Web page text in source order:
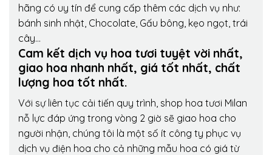
hãng có uy tín để cung cấp thêm các dịch vụ như:
bánh sinh nhật, Chocolate, Gấu bông, kẹo ngọt, trái
cây…
Cam kết dịch vụ hoa tươi tuyệt vời nhất,
giao hoa nhanh nhất, giá tốt nhất, chất
lượng hoa tốt nhất.
Với sự liên tục cải tiến quy trình, shop hoa tươi Milan
nỗ lực đáp ứng trong vòng 2 giờ sẽ giao hoa cho
người nhận, chúng tôi là một số ít công ty phục vụ
dịch vụ điện hoa cho cả những mẫu hoa có giá từ